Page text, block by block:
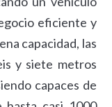
eficiente y
capacidad, las
y siete metros
capaces de